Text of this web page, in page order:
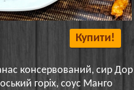
Купити!
консервований, сир Дор
горіх, соус Манго